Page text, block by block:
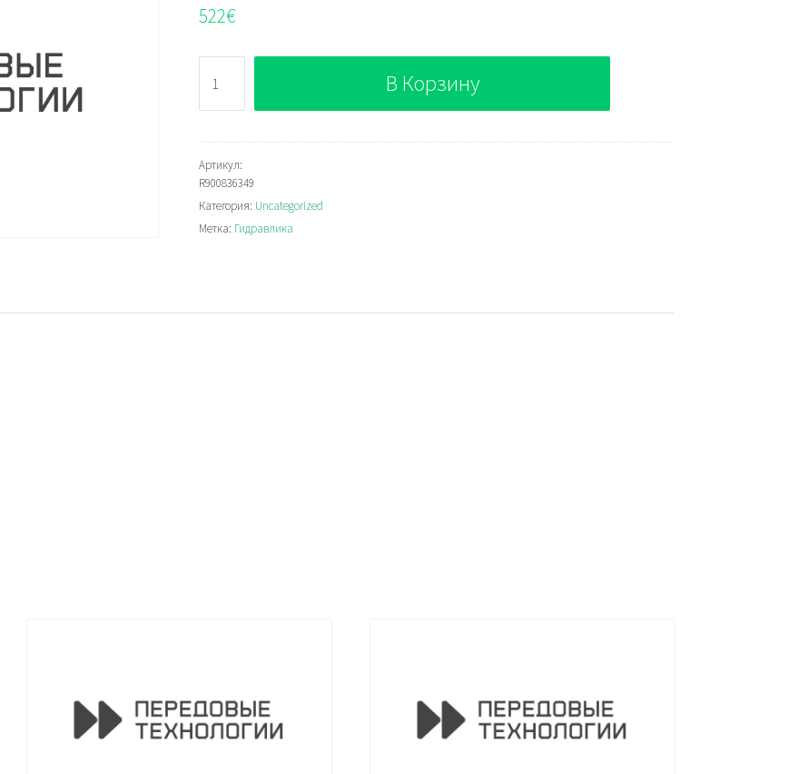
522€
Bosch
Rexroth
CY250E063/036MXZ19670
Seal
kit
В Корзину
Артикул:
R900836349
Категория: Uncategorized
Метка: Гидравлика